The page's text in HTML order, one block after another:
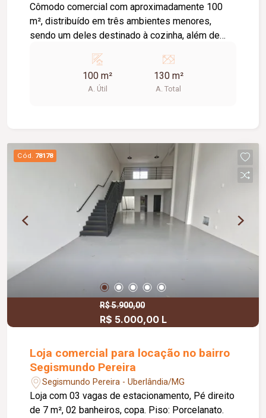
Cômodo comercial com aproximadamente 100
m², distribuído em três ambientes menores,
sendo um deles destinado à cozinha, além de
para diferentes tipos de atividades comerciais,
oferecendo boa organização interna e praticidade
para o dia a dia.
100 m²
A. Útil
130 m²
A. Total
Cód. 78178
R$ 5.900,00
R$ 5.000,00 L
Loja comercial para locação no bairro
Segismundo Pereira
Segismundo Pereira - Uberlândia/MG
Loja com 03 vagas de estacionamento, Pé direito
de 7 m², 02 banheiros, copa. Piso: Porcelanato.